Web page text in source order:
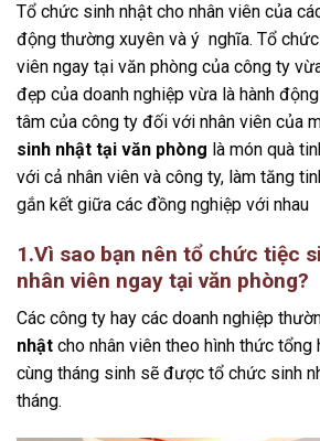
Tổ chức sinh nhật cho nhân viên của
động thường xuyên và ý nghĩa. Tổ
viên ngay tại văn phòng của công ty
đẹp của doanh nghiệp vừa là hành
tâm của công ty đối với nhân viên của
sinh nhật tại văn phòng là món quà
với cả nhân viên và công ty, làm tăng
gắn kết giữa các đồng nghiệp với nhau
1.Vì sao bạn nên tổ chức tiệc
nhân viên ngay tại văn phòng?
Các công ty hay các doanh nghiệp
nhật cho nhân viên theo hình thức
cùng tháng sinh sẽ được tổ chức sinh
tháng.